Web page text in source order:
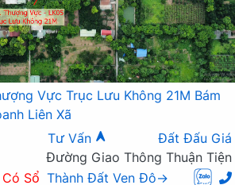
Vực Trục Lưu Không 21M Bám
Liên Xã
Tư Vấn
Đất Đấu Giá
Đường Giao Thông Thuận Tiện
Sổ Thành Đất Ven Đô→